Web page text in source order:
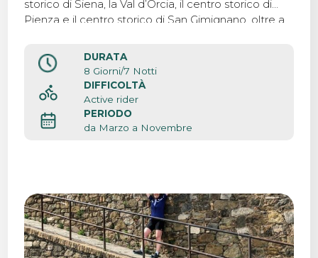
storico di Siena, la Val d’Orcia, il centro storico di
Pienza e il centro storico di San Gimignano, oltre a
della Toscana.DURATA
8 Giorni/7 Notti
DIFFICOLTÀ
Active rider
PERIODO
da Marzo a Novembre